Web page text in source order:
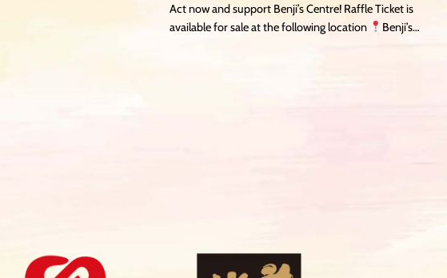
Act now and support Benji’s Centre! Raffle Ticket is
available for sale at the following location
Benji’s…